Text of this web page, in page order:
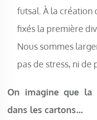
futsal. À la création
fixés la première
Nous sommes
pas de stress, ni de
On imagine que la
dans les cartons…